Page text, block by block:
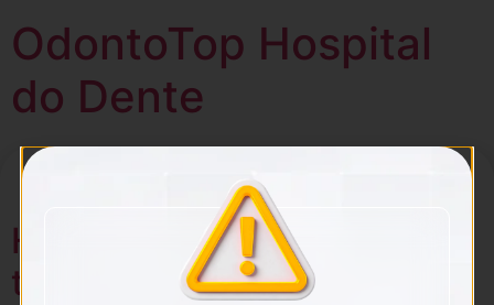
OdontoTop Hospital
do Dente
Arquivos
Hello from Agius.Cloud to
the World!